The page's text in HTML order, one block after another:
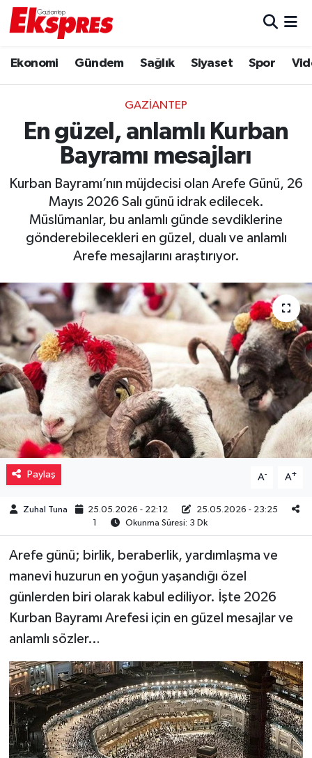
Ekonomi Gündem Sağlık Siyaset Spor
GAZIANTEP
En güzel, anlamlı Kurban
Bayramı mesajları
Kurban Bayramı’nın müjdecisi olan Arefe Günü, 26
Mayıs 2026 Salı günü idrak edilecek.
Müslümanlar, bu anlamlı günde sevdiklerine
gönderebilecekleri en güzel, dualı ve anlamlı
Arefe mesajlarını araştırıyor.
Paylaş A- A+
Zuhal Tuna 25.05.2026 - 22:12
25.05.2026 - 23:25
1
Okunma Süresi: 3 Dk
Arefe günü; birlik, beraberlik, yardımlaşma ve
manevi huzurun en yoğun yaşandığı özel
günlerden biri olarak kabul ediliyor. İşte 2026
Kurban Bayramı Arefesi için en güzel mesajlar ve
anlamlı sözler…
Ekonomi
Gaziantep son dakika
Genel
Gündem
Haberler
Magazin
Müzik
Piyasa
Resmi İlanlar
Sağlık
Sinemalar
Siyaset
Spor
Türkiye
Yaşam
Yeme-İçme
Trafik Durumu
Puan Durumu ve Fikstür
Tüm Manşetler
Son Dakika Haberleri
Haber Arşivi